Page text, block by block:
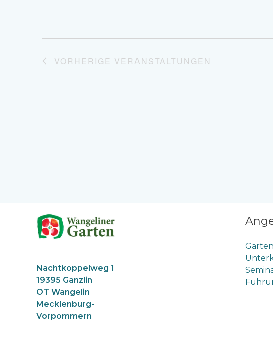
VORHERIGE VERANSTALTUNGEN
Nachtkoppelweg 1
19395 Ganzlin
OT Wangelin
Mecklenburg-
Vorpommern